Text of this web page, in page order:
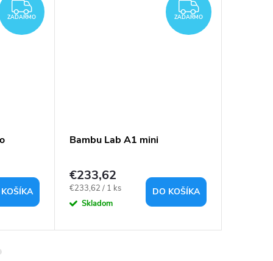
ZADARMO
ZADARMO
ZADARMO
ZADARMO
Bambu Lab A1 mini
€233,62
Jednotková
cena:
€233,62 / 1 ks
Skladom
DO KOŠÍKA